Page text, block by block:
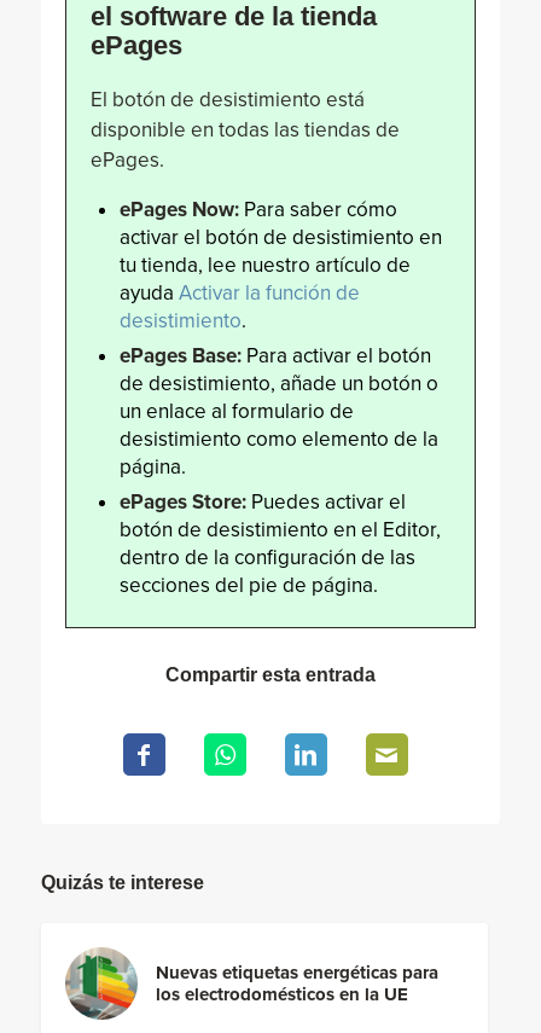
el software de la tienda
ePages
El botón de desistimiento está
disponible en todas las tiendas de
ePages.
ePages Now:Para saber cómo
activar el botón de desistimiento en
tu tienda, lee nuestro artículo de
ayuda Activar la función de
desistimiento.
ePages Base:Para activar el botón
de desistimiento, añade un botón o
un enlace al formulario de
desistimiento como elemento de la
página.
ePages Store: Puedes activar el
botón de desistimiento en el Editor,
dentro de la configuración de las
secciones del pie de página.
Compartir esta entrada
Quizás te interese
Nuevas etiquetas energéticas para
los electrodomésticos en la UE